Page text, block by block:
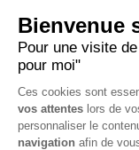
Bienvenue
Pour une visite
pour moi"
Ces cookies sont
vos attentes lors de
personnaliser le
navigation afin de